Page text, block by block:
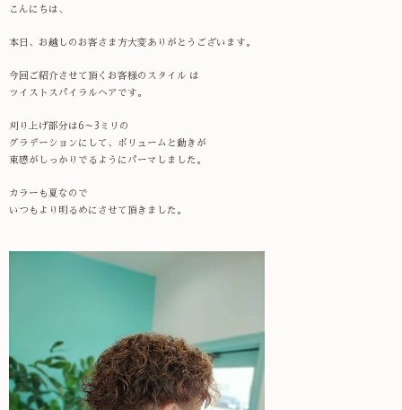
こんにちは、
本日、お越しのお客さま方大変ありがとうございます。
今回ご紹介させて頂くお客様のスタイル は
ツイストスパイラルヘアです。
刈り上げ部分は6～3ミリの
グラデーションにして、ボリュームと動きが
束感がしっかりでるようにパーマしました。
カラーも夏なので
いつもより 明るめにさせて頂きました。